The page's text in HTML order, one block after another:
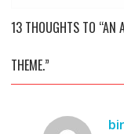
13 THOUGHTS TO “AN
THEME.”